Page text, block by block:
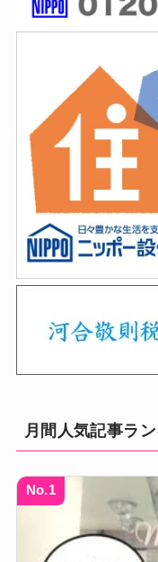
月間人気記事ラ
No.1